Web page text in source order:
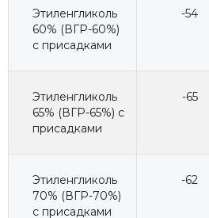
Этиленгликоль
60% (ВГР-60%)
с присадками
-54
Этиленгликоль
65% (ВГР-65%) с
присадками
-65
Этиленгликоль
70% (ВГР-70%)
с присадками
-62